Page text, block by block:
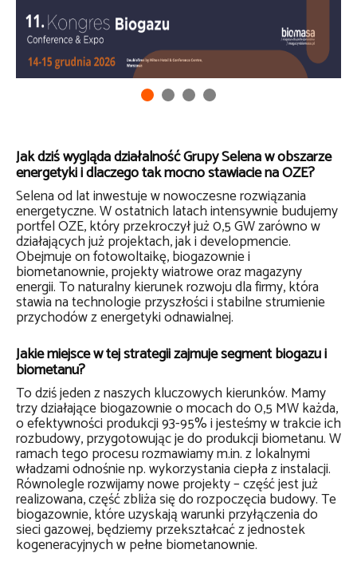
Jak dziś wygląda działalność Grupy Selena w obszarze
energetyki i dlaczego tak mocno stawiacie na OZE?
Selena od lat inwestuje w nowoczesne rozwiązania
energetyczne. W ostatnich latach intensywnie budujemy
portfel OZE, który przekroczył już 0,5 GW zarówno w
działających już projektach, jak i developmencie.
Obejmuje on fotowoltaikę, biogazownie i
biometanownie, projekty wiatrowe oraz magazyny
energii. To naturalny kierunek rozwoju dla firmy, która
stawia na technologie przyszłości i stabilne strumienie
przychodów z energetyki odnawialnej.
Jakie miejsce w tej strategii zajmuje segment biogazu i
biometanu?
To dziś jeden z naszych kluczowych kierunków. Mamy
trzy działające biogazownie o mocach do 0,5 MW każda,
o efektywności produkcji 93-95% i jesteśmy w trakcie ich
rozbudowy, przygotowując je do produkcji biometanu. W
ramach tego procesu rozmawiamy m.in. z lokalnymi
władzami odnośnie np. wykorzystania ciepła z instalacji.
Równolegle rozwijamy nowe projekty – część jest już
realizowana, część zbliża się do rozpoczęcia budowy. Te
biogazownie, które uzyskają warunki przyłączenia do
sieci gazowej, będziemy przekształcać z jednostek
kogeneracyjnych w pełne biometanownie.